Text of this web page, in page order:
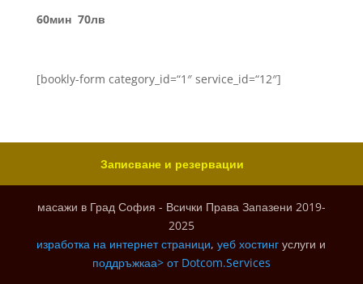
60мин 70лв
[bookly-form category_id=“1″ service_id=“12″]
Записване и резервации
масажи в Град София - Всички Права Запазени 2019-
2025
изработка на интернет страници,уеб хостинг услуги и
поддръжкаа> от Dotcom.Services